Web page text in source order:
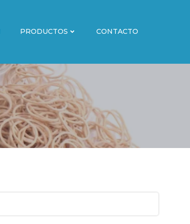
PRODUCTOS CONTACTO